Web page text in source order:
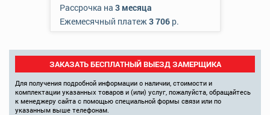
Рассрочка на 3 месяца
Ежемесячный платеж3 706р.
ЗАКАЗАТЬ БЕСПЛАТНЫЙ ВЫЕЗД ЗАМЕРЩИКА
Для получения подробной информации о наличии, стоимости и
комплектации указанных товаров и (или) услуг, пожалуйста, обращайтесь
к менеджеру сайта с помощью специальной формы связи или по
указанным выше телефонам.